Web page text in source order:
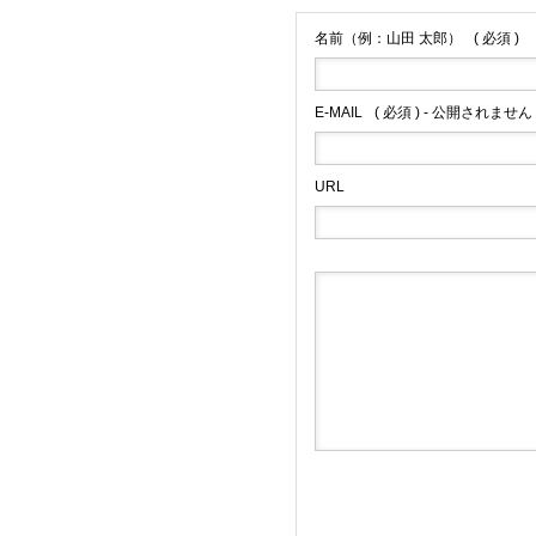
名前（例：山田 太郎） ( 必須 )
E-MAIL ( 必須 ) - 公開されません
URL